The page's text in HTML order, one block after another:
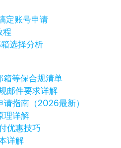
定账号申请
程
选择分析
箱等保合规清单
邮件要求详解
指南（2026最新）
理详解
优惠技巧
详解